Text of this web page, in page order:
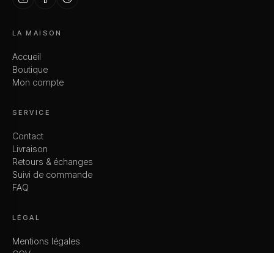
LA MAISON
Accueil
Boutique
Mon compte
SERVICE
Contact
Livraison
Retours & échanges
Suivi de commande
FAQ
LÉGAL
Mentions légales